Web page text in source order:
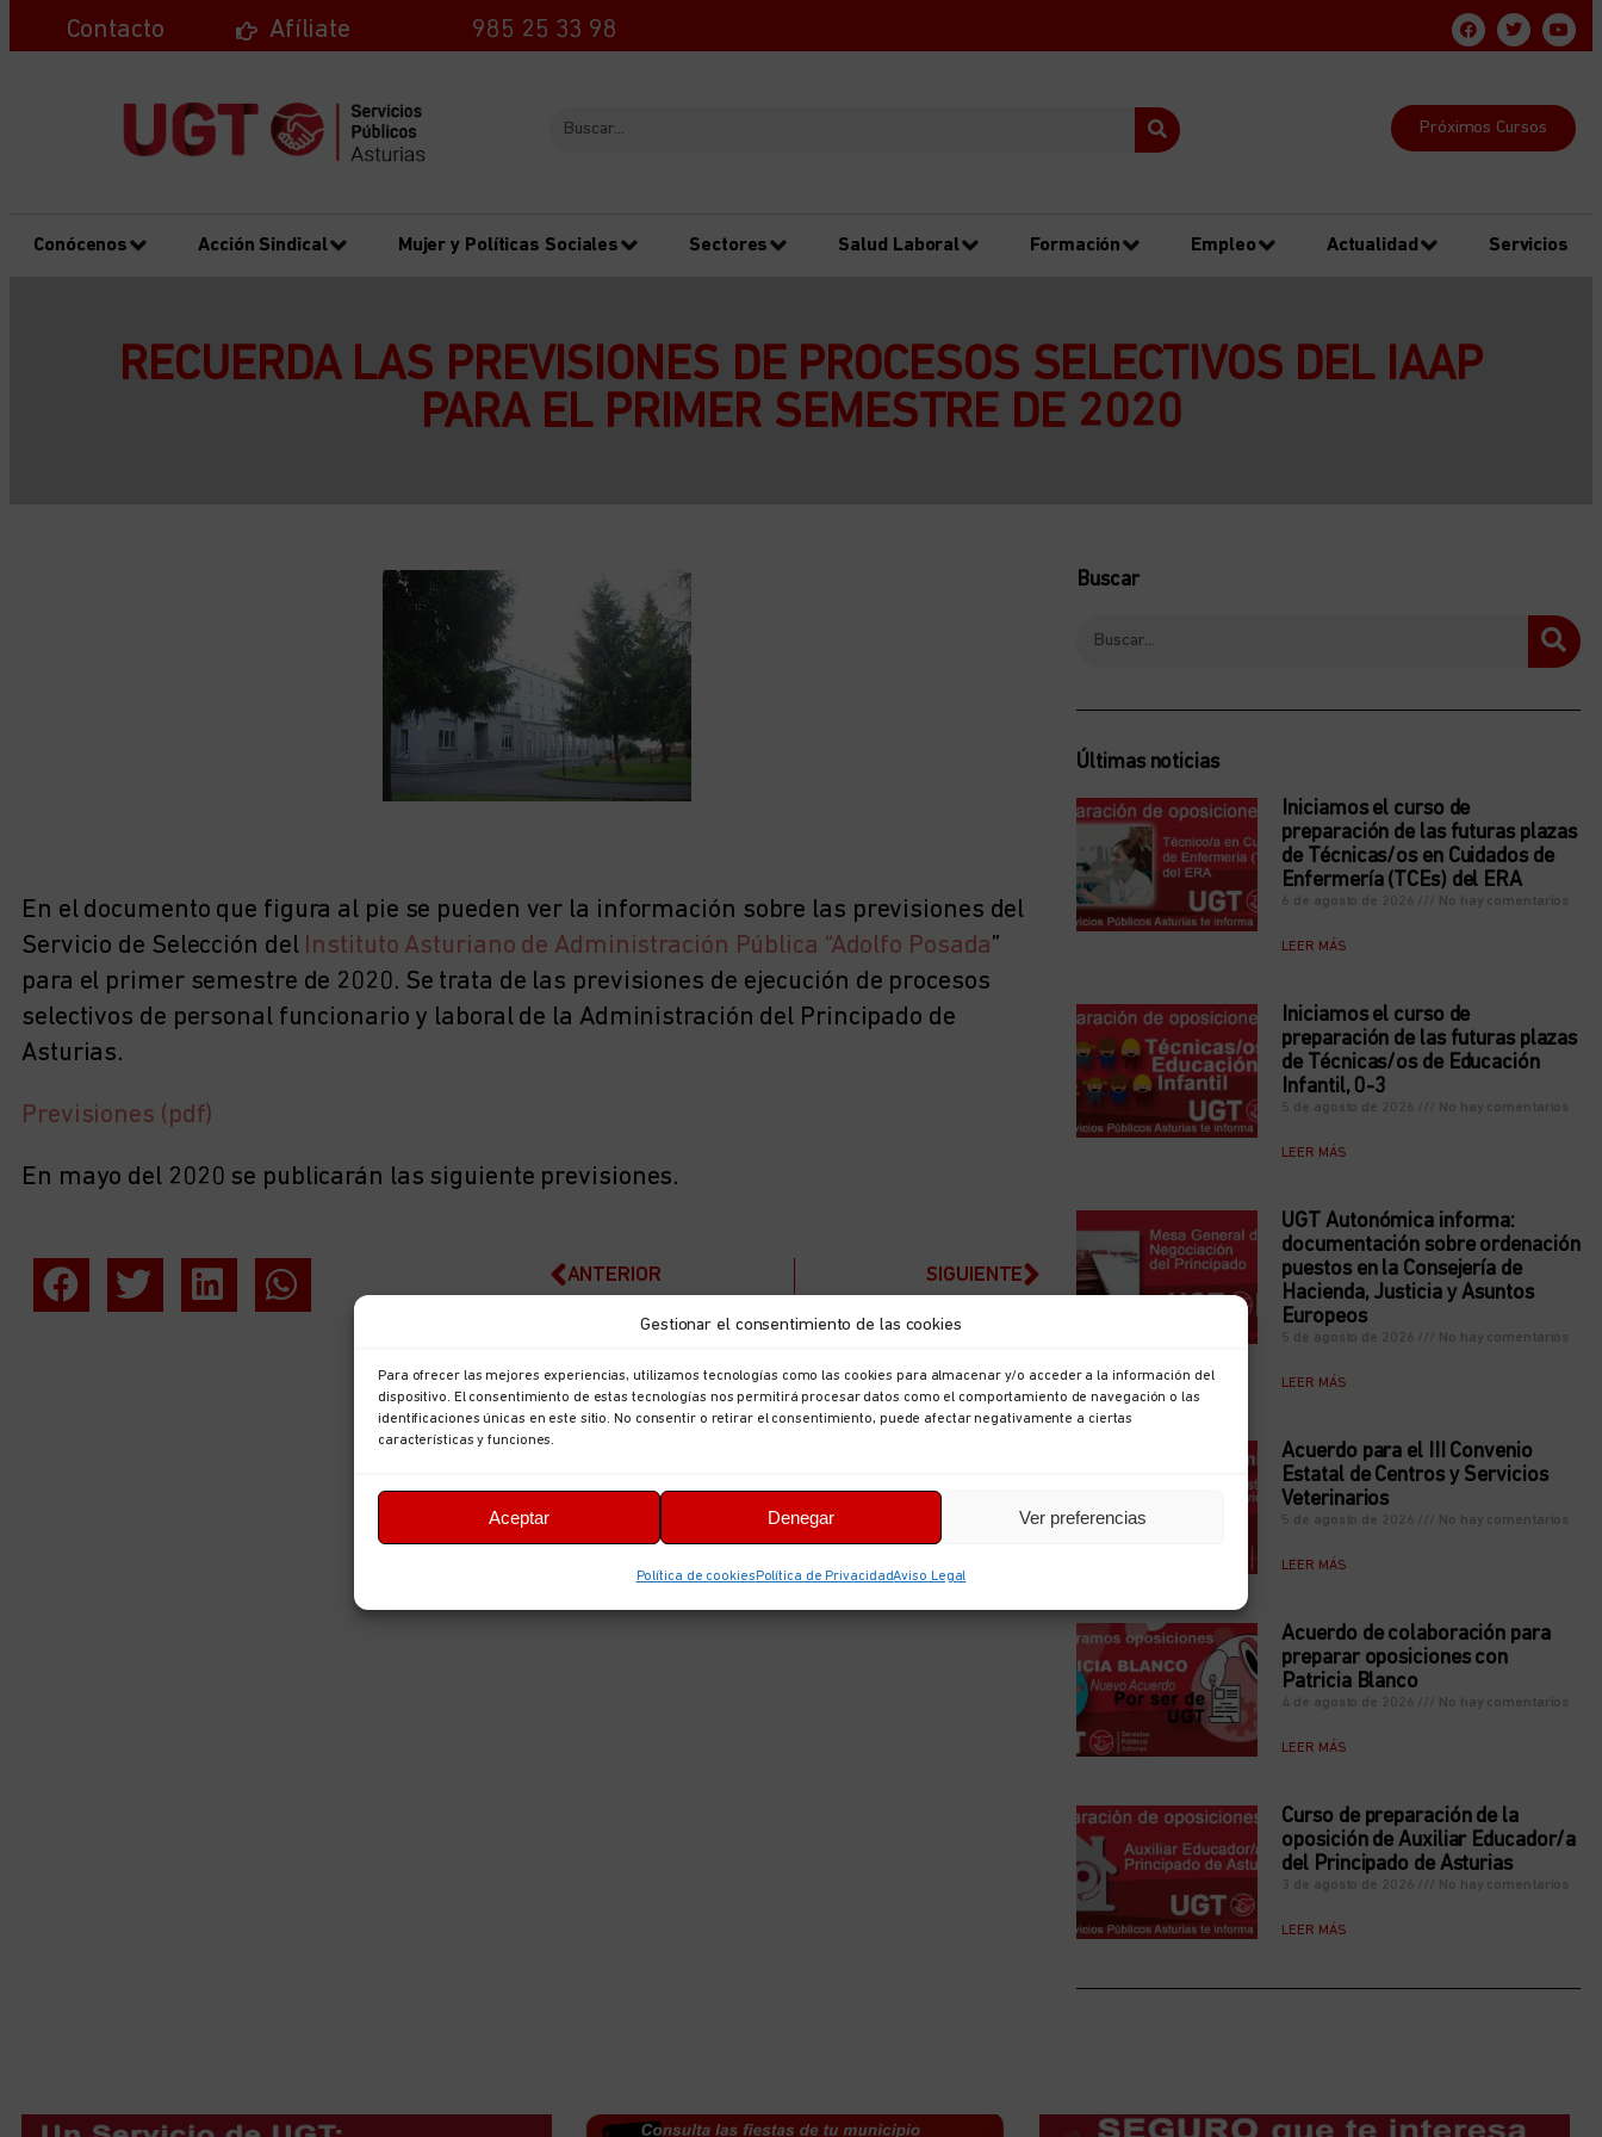
Gestionar el consentimiento de las cookies
Para ofrecer las mejores experiencias, utilizamos tecnologías como las cookies para almacenar y/o acceder a la información del
dispositivo. El consentimiento de estas tecnologías nos permitirá procesar datos como el comportamiento de navegación o las
identificaciones únicas en este sitio. No consentir o retirar el consentimiento, puede afectar negativamente a ciertas
características y funciones.
Aceptar Denegar Ver preferencias
Política de cookies Política de PrivacidadAviso Legal
Contacto Afíliate 985 25 33 98
Próximos Cursos
Conócenos Acción Sindical Mujer y Políticas Sociales Sectores Salud Laboral Formación Empleo Actualidad Servicios
RECUERDA LAS PREVISIONES DE PROCESOS SELECTIVOS DEL IAAP
PARA EL PRIMER SEMESTRE DE 2020
En el documento que figura al pie se pueden ver la información sobre las previsiones del
Servicio de Selección delInstituto Asturiano de Administración Pública “Adolfo Posada”
para el primer semestre de 2020. Se trata de las previsiones de ejecución de procesos
selectivos de personal funcionario y laboral de la Administración del Principado de
Asturias.
Previsiones (pdf)
En mayo del 2020 se publicarán las siguiente previsiones.
ANTERIOR SIGUIENTE
Buscar
Últimas noticias
Iniciamos el curso de
preparación de las futuras plazas
de Técnicas/os en Cuidados de
Enfermería (TCEs) del ERA
6 de agosto de 2026 No hay comentarios
LEER MÁS
Iniciamos el curso de
preparación de las futuras plazas
de Técnicas/os de Educación
Infantil, 0-3
5 de agosto de 2026 No hay comentarios
LEER MÁS
UGT Autonómica informa:
documentación sobre ordenación
puestos en la Consejería de
Hacienda, Justicia y Asuntos
Europeos
5 de agosto de 2026 No hay comentarios
LEER MÁS
Acuerdo para el III Convenio
Estatal de Centros y Servicios
Veterinarios
5 de agosto de 2026 No hay comentarios
LEER MÁS
Acuerdo de colaboración para
preparar oposiciones con
Patricia Blanco
4 de agosto de 2026 No hay comentarios
LEER MÁS
Curso de preparación de la
oposición de Auxiliar Educador/a
del Principado de Asturias
3 de agosto de 2026 No hay comentarios
LEER MÁS